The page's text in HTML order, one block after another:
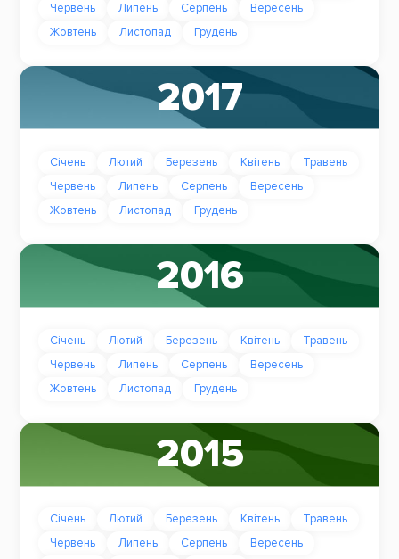
Червень
Липень Серпень
Вересень
Жовтень
Листопад Грудень
2017
Січень Лютий Березень Квітень
Травень
Червень
Липень Серпень
Вересень
Жовтень
Листопад Грудень
2016
Січень Лютий Березень Квітень
Травень
Червень
Липень Серпень
Вересень
Жовтень
Листопад Грудень
2015
Січень Лютий Березень Квітень
Травень
Червень
Липень Серпень
Вересень